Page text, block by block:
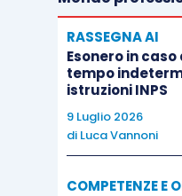
RASSEGNA AI
Esonero in
tempo
istruzioni INPS
9 Luglio 2026
di Luca Vannoni
COMPETENZE E